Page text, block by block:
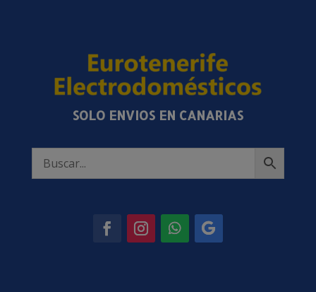
SOLO ENVIOS EN CANARIAS